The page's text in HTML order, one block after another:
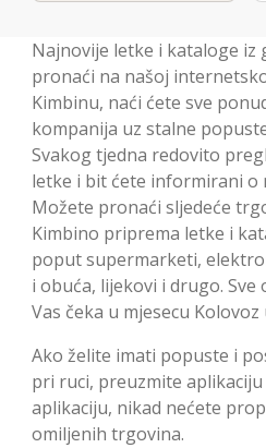
Najnovije letke i kataloge iz
pronaći na našoj
Kimbinu, naći ćete sve
kompanija uz stalne
Svakog tjedna redovito
letke i bit ćete informirani o
Možete pronaći sljedeće
Kimbino priprema letke i
poput supermarketi,
i obuća, lijekovi i drugo.
Vas čeka u mjesecu Kolovoz
Ako želite imati popuste i
pri ruci, preuzmite aplikaciju
aplikaciju, nikad nećete
omiljenih trgovina.